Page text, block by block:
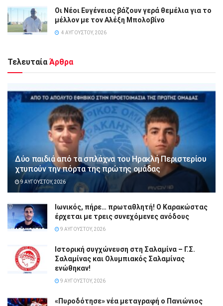
Οι Νέοι Ευγένειας βάζουν γερά θεμέλια για το
μέλλον με τον Αλέξη Μπολοβίνο
4 ΑΥΓΟΎΣΤΟΥ, 2026
Τελευταία Άρθρα
Δύο παιδιά από τα σπλάχνα του Ηρακλή Περιστερίου
χτυπούν την πόρτα της πρώτης ομάδας
9 ΑΥΓΟΎΣΤΟΥ, 2026
Ιωνικός, πήρε… πρωταθλητή! Ο Καρακώστας
έρχεται με τρεις συνεχόμενες ανόδους
9 ΑΥΓΟΎΣΤΟΥ, 2026
Ιστορική συγχώνευση στη Σαλαμίνα – Γ.Σ.
Σαλαμίνας και Ολυμπιακός Σαλαμίνας
ενώθηκαν!
9 ΑΥΓΟΎΣΤΟΥ, 2026
«Πυροδότησε» νέα μεταγραφή ο Πανιώνιος